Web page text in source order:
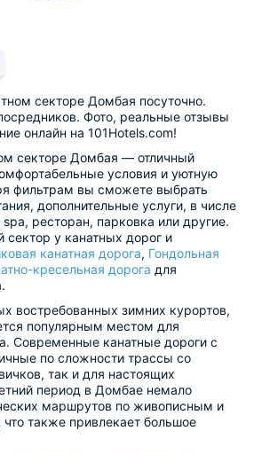
секторе Домбая посуточно.
Фото, реальные отзывы
онлайн на 101Hotels.com!
секторе Домбая — отличный
условия и уютную
фильтрам вы сможете выбрать
дополнительные услуги, в числе
ресторан, парковка или другие.
сектор у канатных дорог и
канатная дорога, Гондольная
кресельная дорога для
востребованных зимних курортов,
популярным местом для
Современные канатные дороги с
по сложности трассы со
так и для настоящих
период в Домбае немало
маршрутов по живописным и
также привлекает большое